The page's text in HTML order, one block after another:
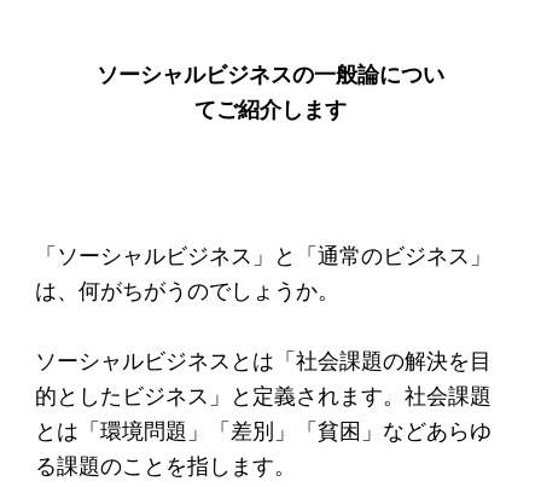
丸和育志会の目指す未来
学生のみなさんへ
みなさんへ
応援したいみなさんへ
財団概要
理念
沿革
ソーシャルビジネスの一般論につい
てご紹介します
「ソーシャルビジネス」と「通常のビジネス」
は、何がちがうのでしょうか。
ソーシャルビジネスとは「社会課題の解決を目
的としたビジネス」と定義されます。社会課題
とは「環境問題」「差別」「貧困」などあらゆ
る課題のことを指します。